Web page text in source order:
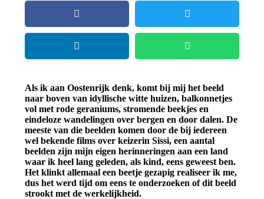
Als ik aan Oostenrijk denk, komt bij mij het beeld
naar boven van idyllische witte huizen, balkonnetjes
vol met rode geraniums, stromende beekjes en
eindeloze wandelingen over bergen en door dalen. De
meeste van die beelden komen door de bij iedereen
wel bekende films over keizerin Sissi, een aantal
beelden zijn mijn eigen herinneringen aan een land
waar ik heel lang geleden, als kind, eens geweest ben.
Het klinkt allemaal een beetje gezapig realiseer ik me,
dus het werd tijd om eens te onderzoeken of dit beeld
strookt met de werkelijkheid.